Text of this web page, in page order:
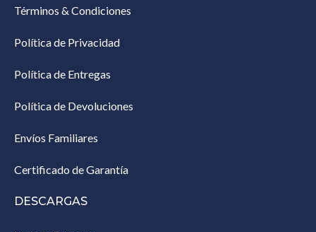
Términos & Condiciones
Política de Privacidad
Política de Entregas
Política de Devoluciones
Envíos Familiares
Certificado de Garantía
DESCARGAS